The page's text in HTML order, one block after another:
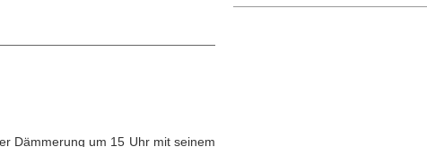
Dämmerung um 15 Uhr mit seinem